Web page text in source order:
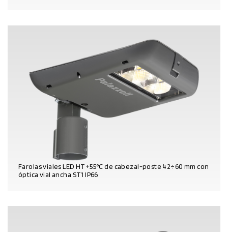
Farolas viales LED HT+55°C de cabezal-poste 42÷60 mm con
óptica vial ancha ST1 IP66